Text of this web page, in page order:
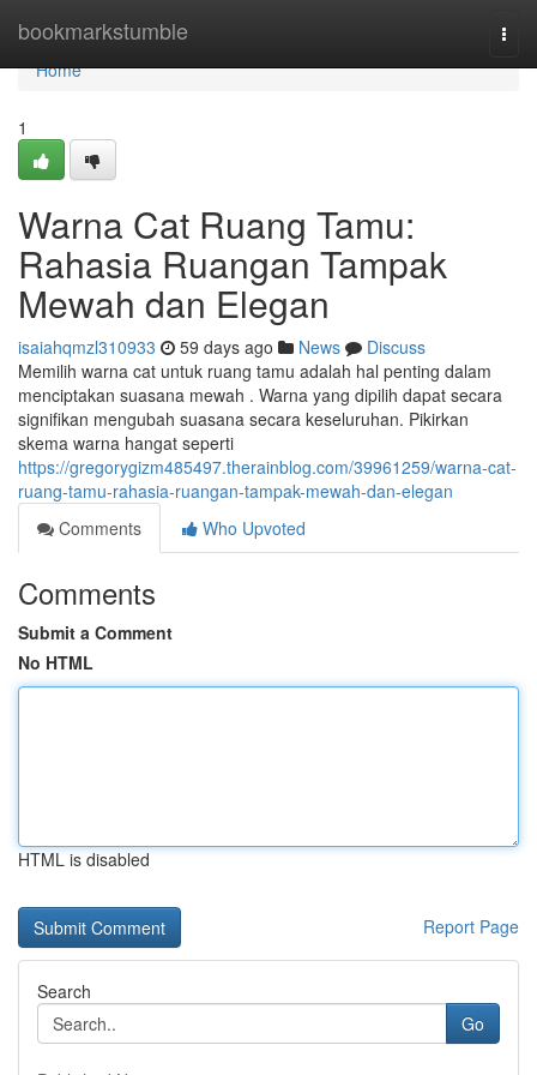
bookmarkstumble
Home
Home
1
Warna Cat Ruang Tamu:
Rahasia Ruangan Tampak
Mewah dan Elegan
isaiahqmzl310933 59 days ago News
Discuss
Memilih warna cat untuk ruang tamu adalah hal penting dalam
menciptakan suasana mewah . Warna yang dipilih dapat secara
signifikan mengubah suasana secara keseluruhan. Pikirkan
skema warna hangat seperti
https://gregorygizm485497.therainblog.com/39961259/warna-cat-
ruang-tamu-rahasia-ruangan-tampak-mewah-dan-elegan
Comments
Who Upvoted
Comments
Submit a Comment
No HTML
HTML is disabled
Report Page
Search
Go